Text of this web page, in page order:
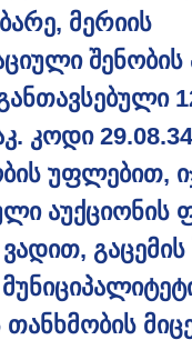
მერიის
კოდი
უფლებით,
აუქციონის
გაცემის